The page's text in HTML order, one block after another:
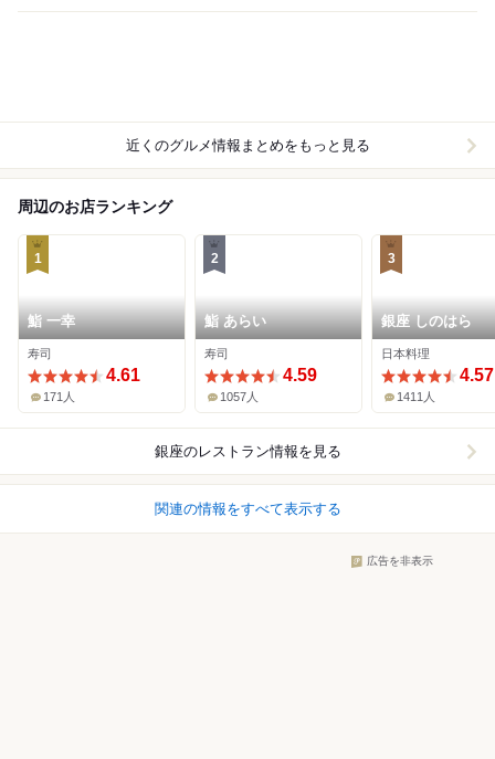
近くのグルメ情報まとめをもっと見る
周辺のお店ランキング
1
鮨 一幸
寿司
4.61
171人
2
鮨 あらい
寿司
4.59
1057人
3
銀座 しのはら
日本料理
4.57
1411人
銀座のレストラン情報を見る
関連の情報をすべて表示する
広告を非表示